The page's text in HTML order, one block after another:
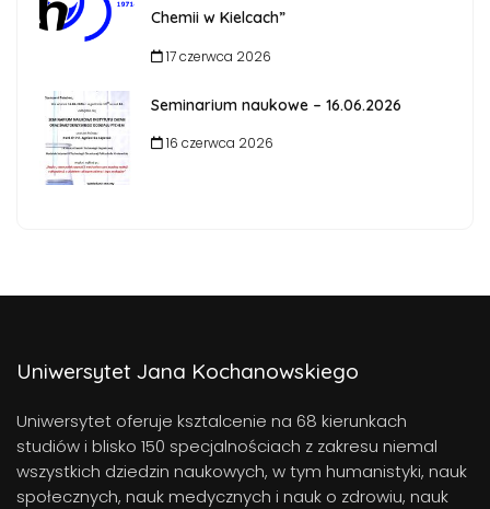
Chemii w Kielcach”
17 czerwca 2026
Seminarium naukowe – 16.06.2026
16 czerwca 2026
Uniwersytet Jana Kochanowskiego
Uniwersytet oferuje ksztalcenie na 68 kierunkach
studiów i blisko 150 specjalnościach z zakresu niemal
wszystkich dziedzin naukowych, w tym humanistyki, nauk
społecznych, nauk medycznych i nauk o zdrowiu, nauk